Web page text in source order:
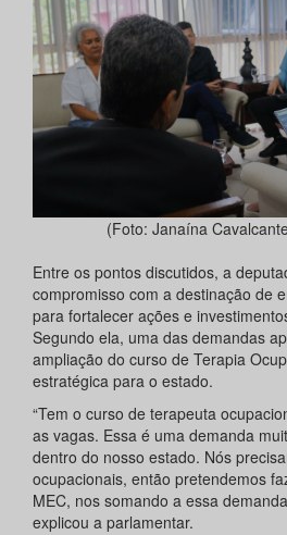
(Foto: Janaína
Entre os pontos discutidos, a
compromisso com a destinação de
para fortalecer ações e
Segundo ela, uma das demandas
ampliação do curso de Terapia
estratégica para o estado.
“Tem o curso de terapeuta
as vagas. Essa é uma demanda
dentro do nosso estado. Nós
ocupacionais, então pretendemos
MEC, nos somando a essa
explicou a parlamentar.